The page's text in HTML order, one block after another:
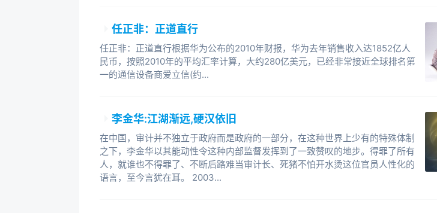
2004年2月，加入盛大公司任总裁。
2008年4月，卸任盛大网络总裁。直至今日，加盟新华都集团任总裁
在这样一张内容不可谓不精彩的丰富的履历表背后，自然有很多激动
的卡拉OK计分器，被三星公司以8万美元买断专利，因此获得职业生涯
软8个月后，就因为提出Windows多语言版本开发系统的全新模式而升任
的一次微软新产品发布会上，第一次有了和比尔·盖茨面谈的机会，我用3
自己的奋斗故事，盖茨不禁动容。2002年来到亚特兰大参加微软的万人全
地发现我提出的管理理念—“让他人变得伟大”竟成为大会的主题，从此成
任正非：正道直行
任正非：正道直行根据华为公布的2010年财报，华为去年销售收入达1852亿人
民币，按照2010年的平均汇率计算，大约280亿美元，已经非常接近全球排名第
一的通信设备商爱立信(约...
李金华:江湖渐远,硬汉依旧
在中国，审计并不独立于政府而是政府的一部分，在这种世界上少有的特殊体制
之下，李金华以其能动性令这种内部监督发挥到了一致赞叹的地步。得罪了所有
人，就谁也不得罪了、不断后路难当审计长、死猪不怕开水烫这位官员人性化的
语言，至今言犹在耳。 2003...